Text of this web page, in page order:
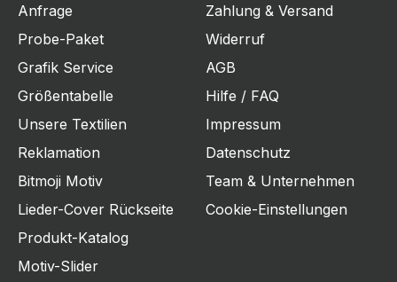
Anfrage
Probe-Paket
Grafik Service
Größentabelle
Unsere Textilien
Reklamation
Bitmoji Motiv
Lieder-Cover Rückseite
Produkt-Katalog
Motiv-Slider
Zahlung & Versand
Widerruf
AGB
Hilfe / FAQ
Impressum
Datenschutz
Team & Unternehmen
Cookie-Einstellungen